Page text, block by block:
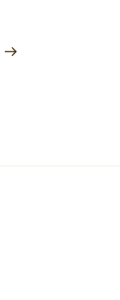
Bericht